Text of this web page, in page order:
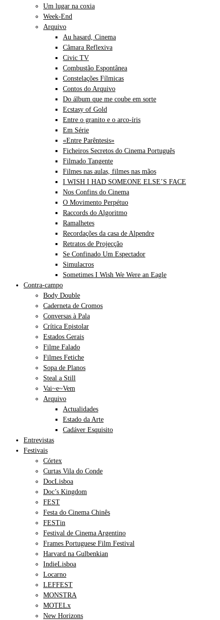
Um lugar na coxia
Week-End
Arquivo
Au hasard, Cinema
Câmara Reflexiva
Civic TV
Combustão Espontânea
Constelações Fílmicas
Contos do Arquivo
Do álbum que me coube em sorte
Ecstasy of Gold
Entre o granito e o arco-íris
Em Série
«Entre Parêntesis»
Ficheiros Secretos do Cinema Português
Filmado Tangente
Filmes nas aulas, filmes nas mãos
I WISH I HAD SOMEONE ELSE’S FACE
Nos Confins do Cinema
O Movimento Perpétuo
Raccords do Algoritmo
Ramalhetes
Recordações da casa de Alpendre
Retratos de Projecção
Se Confinado Um Espectador
Simulacros
Sometimes I Wish We Were an Eagle
Contra-campo
Body Double
Caderneta de Cromos
Conversas à Pala
Crítica Epistolar
Estados Gerais
Filme Falado
Filmes Fetiche
Sopa de Planos
Steal a Still
Vai~e~Vem
Arquivo
Actualidades
Estado da Arte
Cadáver Esquisito
Entrevistas
Festivais
Córtex
Curtas Vila do Conde
DocLisboa
Doc’s Kingdom
FEST
Festa do Cinema Chinês
FESTin
Festival de Cinema Argentino
Frames Portuguese Film Festival
Harvard na Gulbenkian
IndieLisboa
Locarno
LEFFEST
MONSTRA
MOTELx
New Horizons